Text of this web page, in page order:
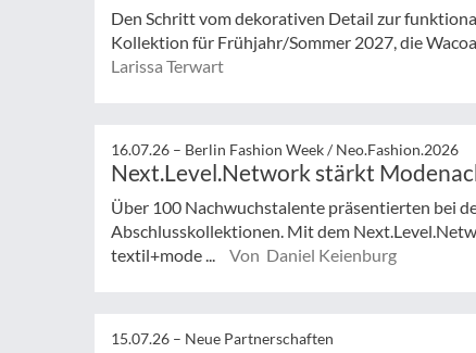
Den Schritt vom dekorativen Detail zur
Kollektion für Frühjahr/Sommer 2027, die
Larissa Terwart
16.07.26 – Berlin Fashion Week / Neo.Fashion.2026
Next.Level.Network stärkt
Über 100 Nachwuchstalente präsentierten bei
Abschlusskollektionen. Mit dem
textil+mode ...
Von Daniel Keienburg
15.07.26 – Neue Partnerschaften